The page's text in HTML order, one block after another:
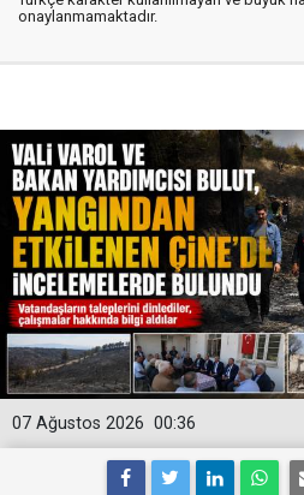
onaylanmamaktadır.
00:36
07 Ağustos 2026